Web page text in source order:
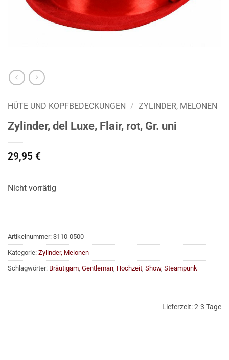
HÜTE UND KOPFBEDECKUNGEN / ZYLINDER, MELONEN
Zylinder, del Luxe, Flair, rot, Gr. uni
29,95 €
Nicht vorrätig
Artikelnummer: 3110-0500
Kategorie: Zylinder, Melonen
Schlagwörter: Bräutigam, Gentleman, Hochzeit, Show, Steampunk
Lieferzeit:2-3 Tage